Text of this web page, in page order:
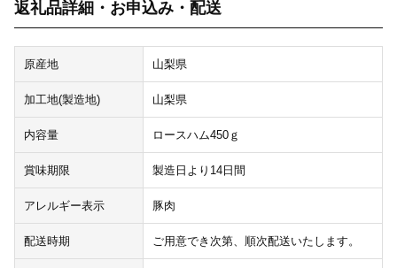
返礼品詳細・お申込み・配送
原産地 山梨県
加工地(製造地) 山梨県
内容量 ロースハム450ｇ
賞味期限 製造日より14日間
アレルギー表示 豚肉
配送時期 ご用意でき次第、順次配送いたします。